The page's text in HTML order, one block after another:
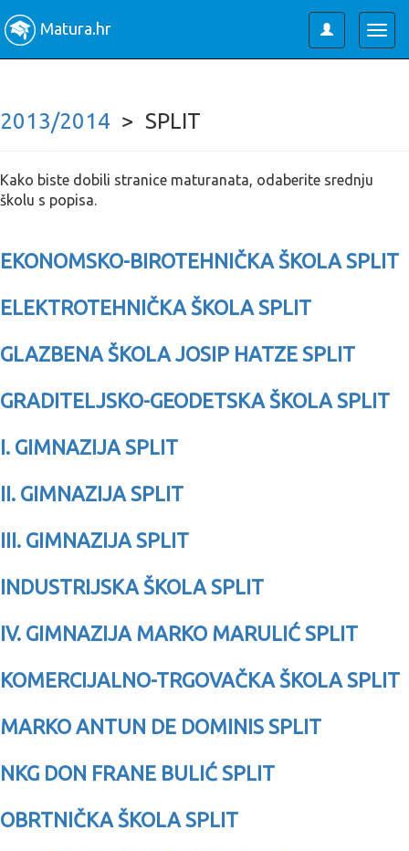
Toggle
user
Matura.hr
2013/2014 > SPLIT
Kako biste dobili stranice maturanata, odaberite srednju
školu s popisa.
EKONOMSKO-BIROTEHNIČKA ŠKOLA SPLIT
ELEKTROTEHNIČKA ŠKOLA SPLIT
GLAZBENA ŠKOLA JOSIP HATZE SPLIT
GRADITELJSKO-GEODETSKA ŠKOLA SPLIT
I. GIMNAZIJA SPLIT
II. GIMNAZIJA SPLIT
III. GIMNAZIJA SPLIT
INDUSTRIJSKA ŠKOLA SPLIT
IV. GIMNAZIJA MARKO MARULIĆ SPLIT
KOMERCIJALNO-TRGOVAČKA ŠKOLA SPLIT
MARKO ANTUN DE DOMINIS SPLIT
NKG DON FRANE BULIĆ SPLIT
OBRTNIČKA ŠKOLA SPLIT